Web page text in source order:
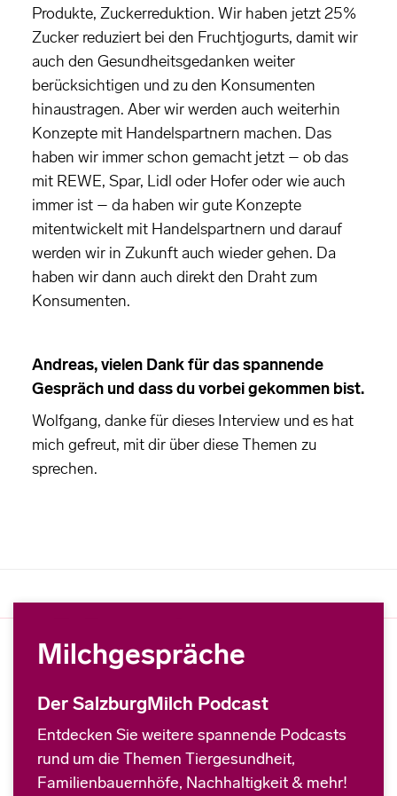
Produkte, Zuckerreduktion. Wir haben jetzt 25%
Zucker reduziert bei den Fruchtjogurts, damit wir
auch den Gesundheitsgedanken weiter
berücksichtigen und zu den Konsumenten
hinaustragen. Aber wir werden auch weiterhin
Konzepte mit Handelspartnern machen. Das
haben wir immer schon gemacht jetzt – ob das
mit REWE, Spar, Lidl oder Hofer oder wie auch
immer ist – da haben wir gute Konzepte
mitentwickelt mit Handelspartnern und darauf
werden wir in Zukunft auch wieder gehen. Da
haben wir dann auch direkt den Draht zum
Konsumenten.
Andreas, vielen Dank für das spannende
Gespräch und dass du vorbei gekommen bist.
Wolfgang, danke für dieses Interview und es hat
mich gefreut, mit dir über diese Themen zu
sprechen.
Milchgespräche
Der SalzburgMilch Podcast
Entdecken Sie weitere spannende Podcasts
rund um die Themen Tiergesundheit,
Familienbauernhöfe, Nachhaltigkeit & mehr!